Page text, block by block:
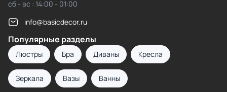
сб - вс : 14:00 - 01:00
info@basicdecor.ru
Популярные разделы
Люстры Бра Диваны Кресла
Зеркала Вазы Ванны